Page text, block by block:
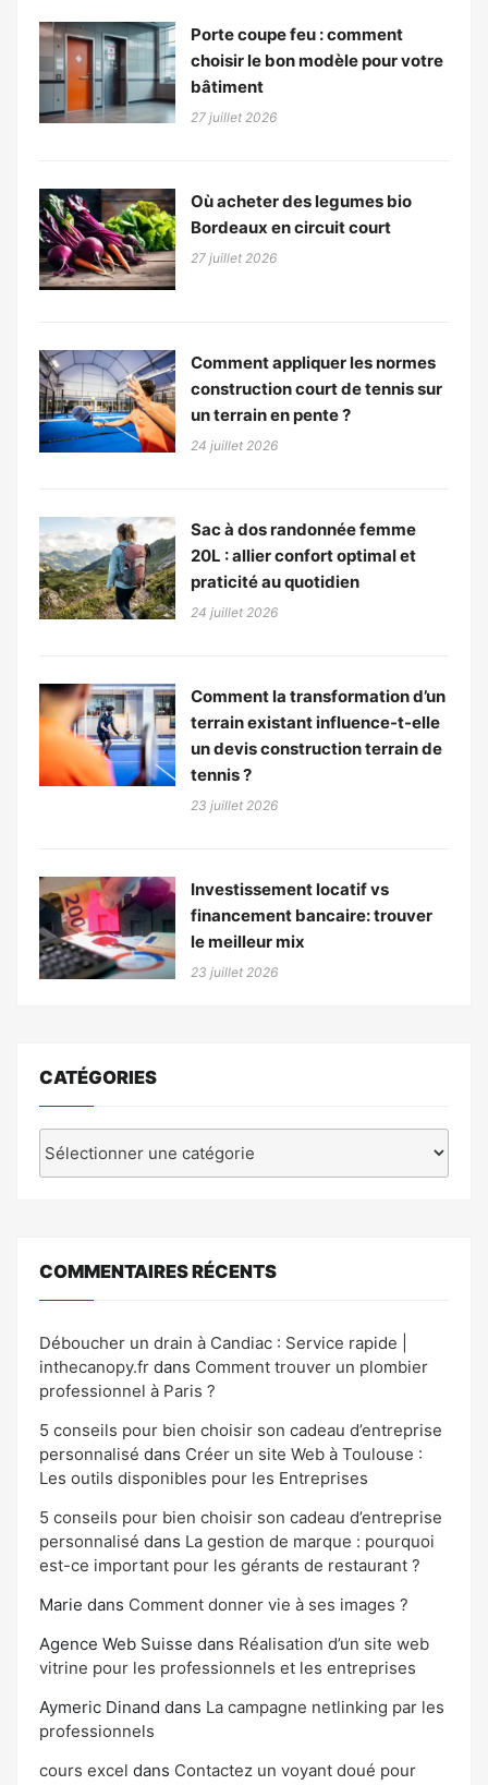
Porte coupe feu : comment
choisir le bon modèle pour votre
bâtiment
27 juillet 2026
Où acheter des legumes bio
Bordeaux en circuit court
27 juillet 2026
Comment appliquer les normes
construction court de tennis sur
un terrain en pente ?
24 juillet 2026
Sac à dos randonnée femme
20L : allier confort optimal et
praticité au quotidien
24 juillet 2026
Comment la transformation d’un
terrain existant influence-t-elle
un devis construction terrain de
tennis ?
23 juillet 2026
Investissement locatif vs
financement bancaire: trouver
le meilleur mix
23 juillet 2026
CATÉGORIES
COMMENTAIRES RÉCENTS
Déboucher un drain à Candiac : Service rapide |
inthecanopy.fr dans Comment trouver un plombier
professionnel à Paris ?
5 conseils pour bien choisir son cadeau d’entreprise
personnalisé dans Créer un site Web à Toulouse :
Les outils disponibles pour les Entreprises
5 conseils pour bien choisir son cadeau d’entreprise
personnalisé dans La gestion de marque : pourquoi
est-ce important pour les gérants de restaurant ?
Marie dans Comment donner vie à ses images ?
Agence Web Suisse dans Réalisation d’un site web
vitrine pour les professionnels et les entreprises
Aymeric Dinand dans La campagne netlinking par les
professionnels
cours excel dans Contactez un voyant doué pour